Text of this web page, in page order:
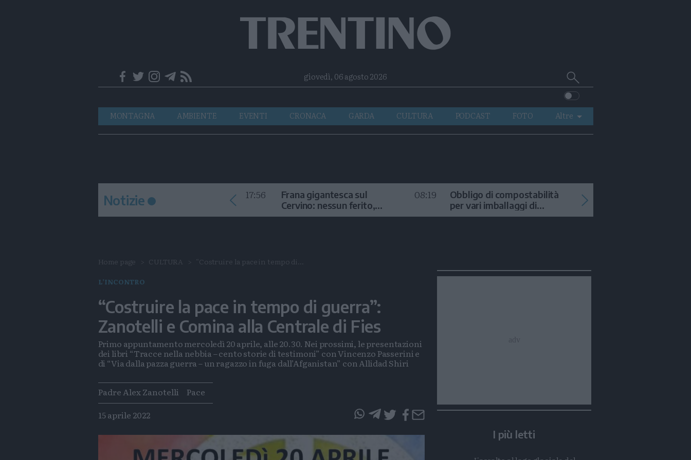
Telegram
RSSgiovedì, 06 agosto 2026 Cerca
su
Trentino
Navigazione
principale
MONTAGNA AMBIENTE EVENTI CRONACA GARDA CULTURA PODCAST FOTO
Altre
VIDEO
Notizie 17:56
Frana gigantesca sul
Cervino: nessun ferito,
sconsigliata la salita
08:19
Obbligo di compostabilità
per vari imballaggi di
ortofrutta
Home page CULTURA “Costruire la pace in tempo di...
L’INCONTRO
“Costruire la pace in tempo di guerra”:
Zanotelli e Comina alla Centrale di Fies
Primo appuntamento mercoledì 20 aprile, alle 20.30. Nei prossimi, le presentazioni
dei libri “Tracce nella nebbia – cento storie di testimoni” con Vincenzo Passerini e
di “Via dalla pazza guerra – un ragazzo in fuga dall’Afganistan” con Allidad Shiri
Tags
Padre Alex Zanotelli
Pace
15 aprile 2022
Condividi
su
Condividi
su
TwitterCondividi
Mail
I più letti